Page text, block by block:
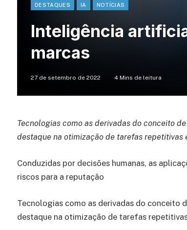
DESTAQUES IA NOTÍCIAS
Inteligência
marcas
27 de setembro de 2022 4 Mins de leitura
Tecnologias como as derivadas do conceito
destaque na otimização de tarefas repetitivas
Conduzidas por decisões humanas, as
riscos para a reputação
Tecnologias como as derivadas do conceito
destaque na otimização de tarefas